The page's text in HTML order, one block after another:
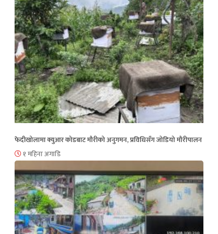
फेदीखोलामा क्युआर कोडबाट मौरीको अनुगमन, प्रविधिसँग जोडियो मौरीपालन
१ महिना अगाडि